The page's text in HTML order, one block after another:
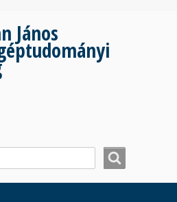
János